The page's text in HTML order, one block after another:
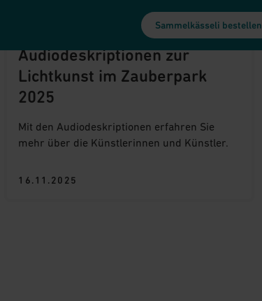
Sammelkässeli bestellen
Audiodeskriptionen zur
Lichtkunst im Zauberpark
2025
Mit den Audiodeskriptionen erfahren Sie
mehr über die Künstlerinnen und Künstler.
16.11.2025